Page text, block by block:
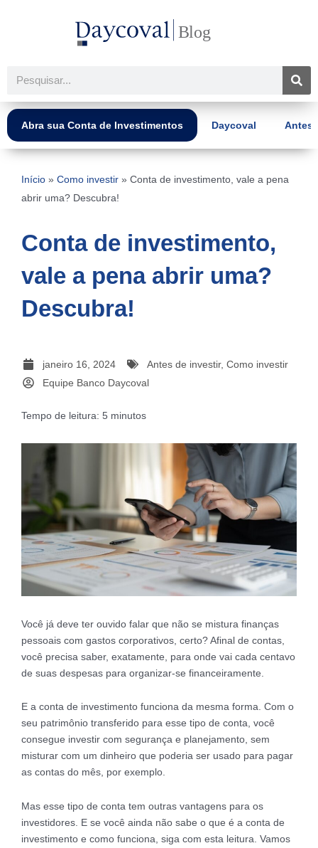
Pesquisar
Abra sua Conta de Investimentos Daycoval Antes
Início » Como investir » Conta de investimento, vale a pena
abrir uma? Descubra!
Conta de investimento,
vale a pena abrir uma?
Descubra!
janeiro 16, 2024 Antes de investir, Como investir
Equipe Banco Daycoval
Tempo de leitura: 5 minutos
Você já deve ter ouvido falar que não se mistura finanças
pessoais com gastos corporativos, certo? Afinal de contas,
você precisa saber, exatamente, para onde vai cada centavo
de suas despesas para organizar-se financeiramente.
E a conta de investimento funciona da mesma forma. Com o
seu patrimônio transferido para esse tipo de conta, você
consegue investir com segurança e planejamento, sem
misturar com um dinheiro que poderia ser usado para pagar
as contas do mês, por exemplo.
Mas esse tipo de conta tem outras vantagens para os
investidores. E se você ainda não sabe o que é a conta de
investimento e como funciona, siga com esta leitura. Vamos